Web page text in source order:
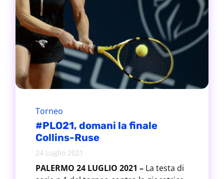
Torneo
#PLO21, domani la finale
Collins-Ruse
24 Luglio 2021
PALERMO 24 LUGLIO 2021 – La testa di